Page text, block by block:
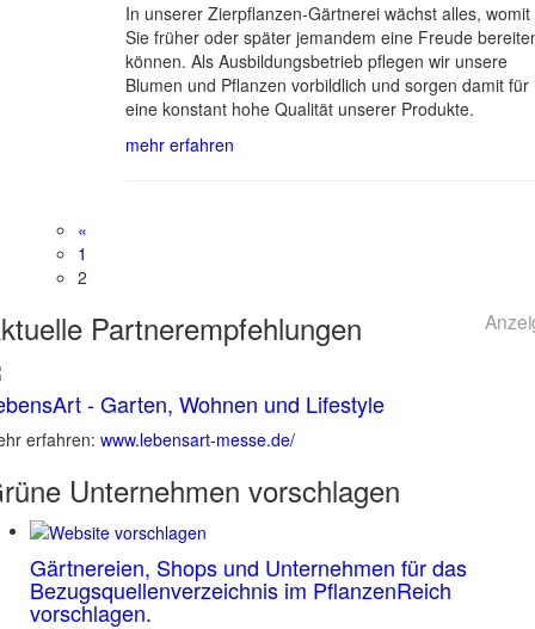
In unserer Zierpflanzen-Gärtnerei wächst alles, womit
Sie früher oder später jemandem eine Freude
können. Als Ausbildungsbetrieb pflegen wir unsere
Blumen und Pflanzen vorbildlich und sorgen damit für
eine konstant hohe Qualität unserer Produkte.
mehr erfahren
«
1
2
Partnerempfehlungen
- Garten, Wohnen und Lifestyle
erfahren: www.lebensart-messe.de/
Unternehmen vorschlagen
Gärtnereien, Shops und Unternehmen für das
Bezugsquellenverzeichnis im PflanzenReich
vorschlagen.